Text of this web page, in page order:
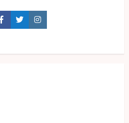
FacebookTwitterInstagram